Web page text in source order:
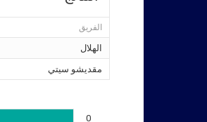
الفريق
الهلال
مقديشو سيتي
0